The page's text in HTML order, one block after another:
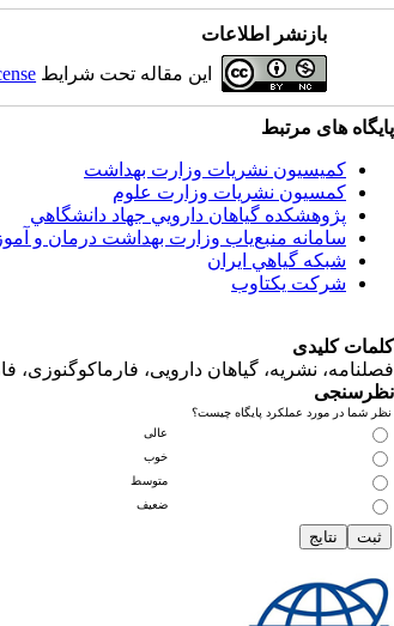
بازنشر اطلاعات
این مقاله تحت شرایط
پایگاه های مرتبط
کمیسیون نشریات وزارت بهداشت
کمسیون نشریات وزارت علوم
پژوهشكده گياهان دارويي جهاد دانشگاهي
سامانه منبع‌ياب وزارت بهداشت درمان و
شبكه گياهي ايران
شرکت یکتاوب
کلمات کلیدی
فصلنامه، نشریه، گیاهان دارویی،
نظرسنجی
نظر شما در مورد عملکرد پایگاه چیست؟
عالی
خوب
متوسط
ضعیف